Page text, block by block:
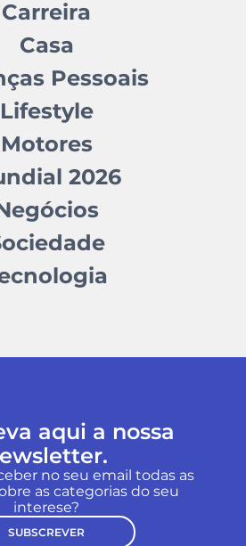
Carreira
Casa
Pessoais
Lifestyle
Motores
2026
aqui a nossa
no seu email todas as
as categorias do seu
interese?
SUBSCREVER